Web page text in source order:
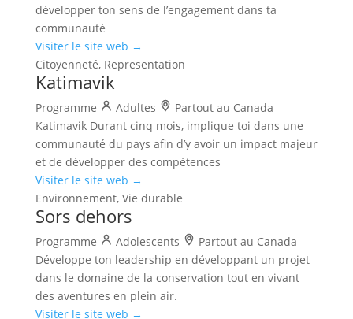
développer ton sens de l’engagement dans ta
communauté
Visiter le site web →
Citoyenneté, Representation
Katimavik
Programme Adultes
Partout au Canada
Katimavik Durant cinq mois, implique toi dans une
communauté du pays afin d’y avoir un impact majeur
et de développer des compétences
Visiter le site web →
Environnement, Vie durable
Sors dehors
Programme Adolescents
Partout au Canada
Développe ton leadership en développant un projet
dans le domaine de la conservation tout en vivant
des aventures en plein air.
Visiter le site web →